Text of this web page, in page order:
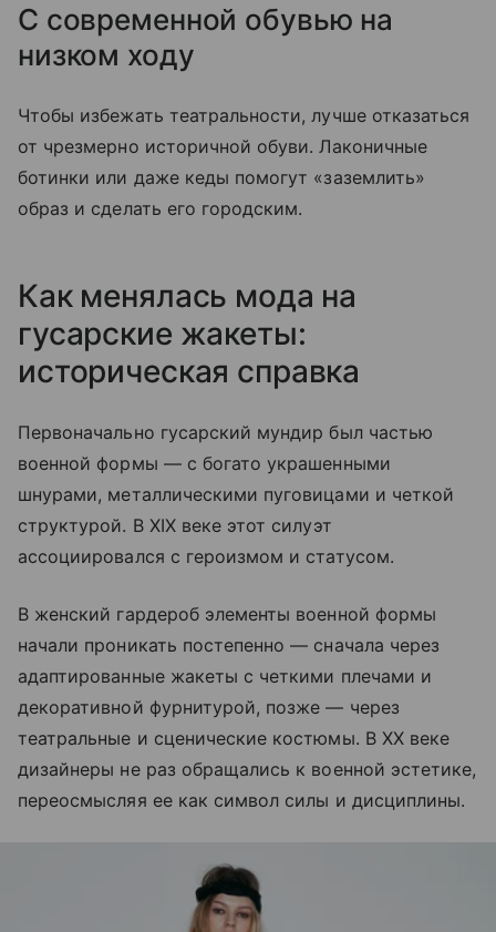
С современной обувью на
низком ходу
Чтобы избежать театральности, лучше отказаться
от чрезмерно историчной обуви. Лаконичные
ботинки или даже кеды помогут «заземлить»
образ и сделать его городским.
Как менялась мода на
гусарские жакеты:
историческая справка
Первоначально гусарский мундир был частью
военной формы — с богато украшенными
шнурами, металлическими пуговицами и четкой
структурой. В XIX веке этот силуэт
ассоциировался с героизмом и статусом.
В женский гардероб элементы военной формы
начали проникать постепенно — сначала через
адаптированные жакеты с четкими плечами и
декоративной фурнитурой, позже — через
театральные и сценические костюмы. В XX веке
дизайнеры не раз обращались к военной эстетике,
переосмысляя ее как символ силы и дисциплины.